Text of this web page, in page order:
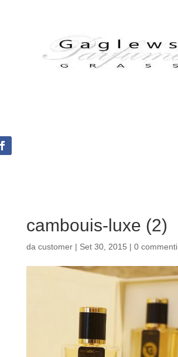
cambouis-luxe (2)
da customer| Set 30, 2015 | 0 commenti